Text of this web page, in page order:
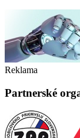
Reklama
Partnerské